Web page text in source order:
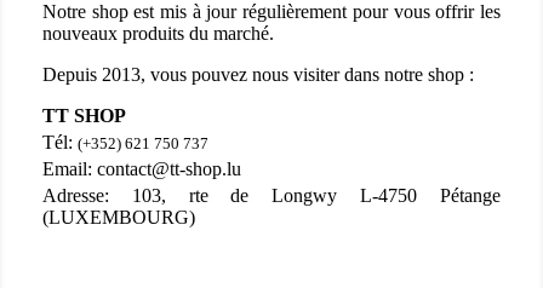
Notre shop est mis à jour régulièrement pour vous offrir les
nouveaux produits du marché.
Depuis 2013, vous pouvez nous visiter dans notre shop :
TT SHOP
Tél: (+352) 621 750 737
Email: contact@tt-shop.lu
Adresse: 103, rte de Longwy L-4750 Pétange
(LUXEMBOURG)